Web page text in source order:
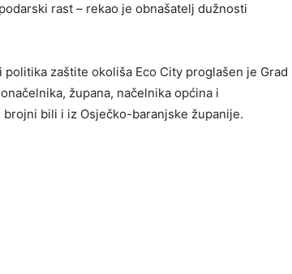
rast – rekao je obnašatelj dužnosti
zaštite okoliša Eco City proglašen je Grad
župana, načelnika općina i
bili i iz Osječko-baranjske županije.